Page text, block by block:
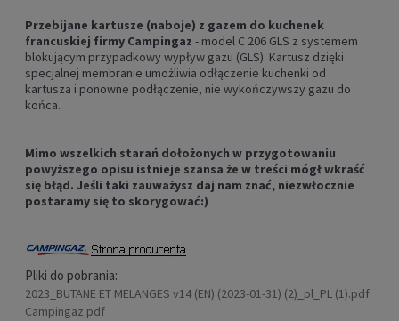
Przebijane kartusze (naboje) z gazem do kuchenek
francuskiej firmy Campingaz - model C 206 GLS z systemem
blokującym przypadkowy wypływ gazu (GLS). Kartusz dzięki
specjalnej membranie umożliwia odłączenie kuchenki od
kartusza i ponowne podłączenie, nie wykończywszy gazu do
końca.
Mimo wszelkich starań dołożonych w przygotowaniu
powyższego opisu istnieje szansa że w treści mógł wkraść
się błąd. Jeśli taki zauważysz daj nam znać, niezwłocznie
postaramy się to skorygować:)
Pliki do pobrania:
2023_BUTANE ET MELANGES v14 (EN) (2023-01-31) (2)_pl_PL (1).pdf
Campingaz.pdf